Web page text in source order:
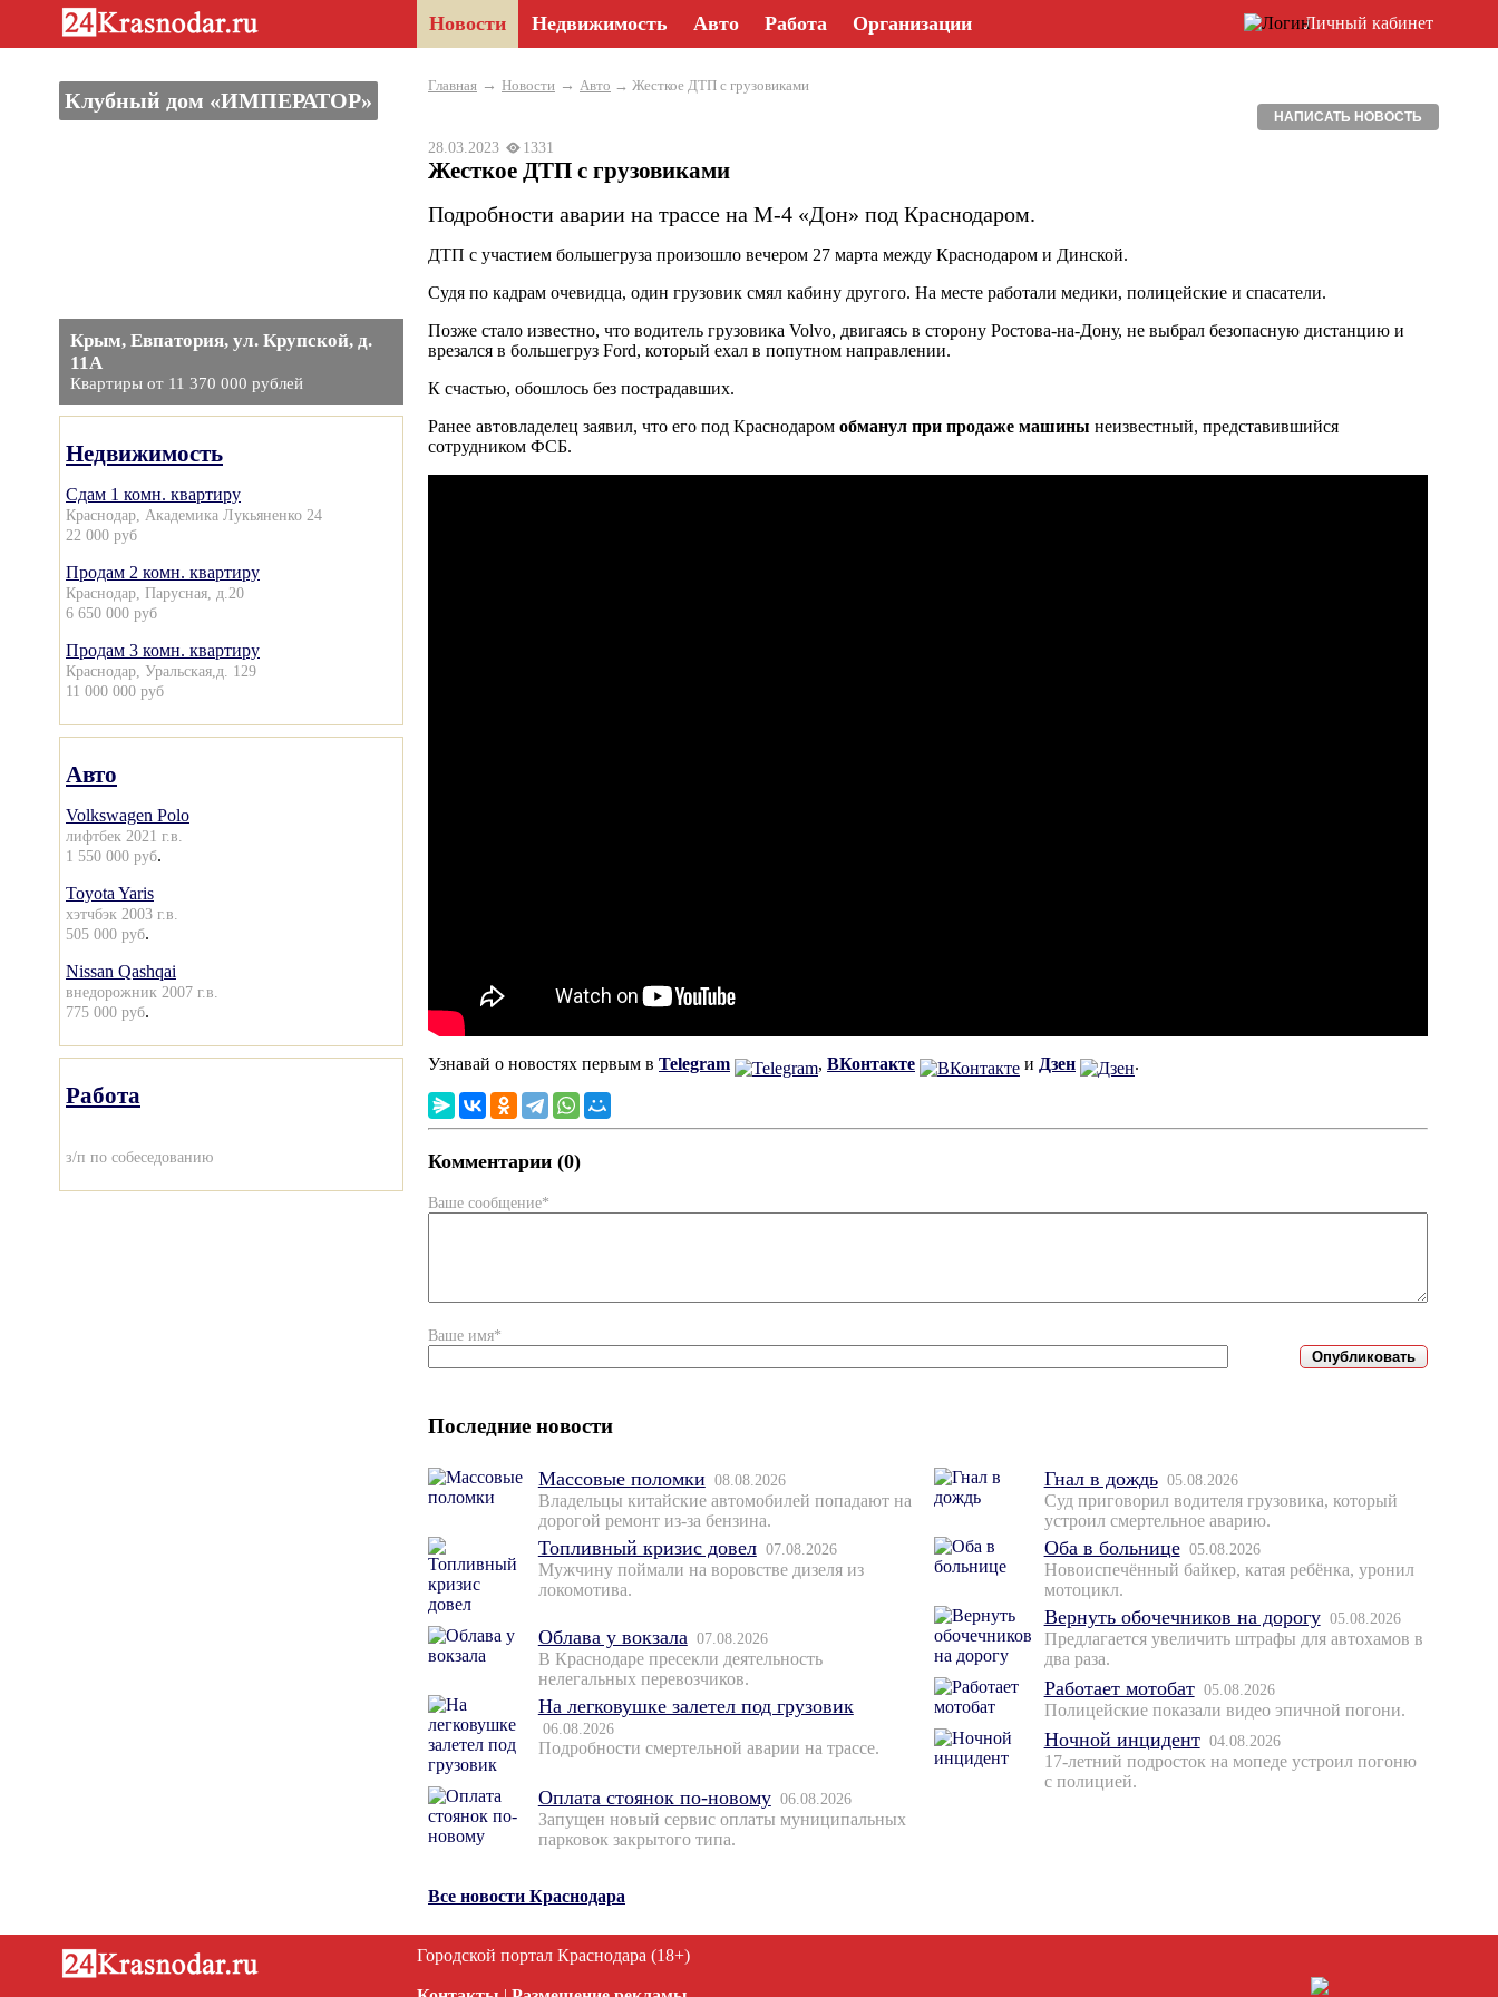
Новости Недвижимость Авто Работа Организации Личный кабинет
Клубный дом «ИМПЕРАТОР»
Крым, Евпатория, ул. Крупской, д.
11А
Квартиры от 11 370 000 рублей
Недвижимость
Сдам 1 комн. квартиру
Краснодар, Академика Лукьяненко 24
22 000 руб
Продам 2 комн. квартиру
Краснодар, Парусная, д.20
6 650 000 руб
Продам 3 комн. квартиру
Краснодар, Уральская,д. 129
11 000 000 руб
Авто
Volkswagen Polo
лифтбек 2021 г.в.
1 550 000 руб.
Toyota Yaris
хэтчбэк 2003 г.в.
505 000 руб.
Nissan Qashqai
внедорожник 2007 г.в.
775 000 руб.
Работа
з/п по собеседованию
Главная → Новости → Авто → Жесткое ДТП с грузовиками
НАПИСАТЬ НОВОСТЬ
28.03.2023 1331
Жесткое ДТП с грузовиками
Подробности аварии на трассе на М-4 «Дон» под Краснодаром.
ДТП с участием большегруза произошло вечером 27 марта между Краснодаром и Динской.
Судя по кадрам очевидца, один грузовик смял кабину другого. На месте работали медики, полицейские и спасатели.
Позже стало известно, что водитель грузовика Volvo, двигаясь в сторону Ростова-на-Дону, не выбрал безопасную дистанцию и
врезался в большегруз Ford, который ехал в попутном направлении.
К счастью, обошлось без пострадавших.
Ранее автовладелец заявил, что его под Краснодаром обманул при продаже машины неизвестный, представившийся
сотрудником ФСБ.
Узнавай о новостях первым в Telegram , ВКонтакте и Дзен .
Комментарии (0)
Ваше сообщение*
Ваше имя*
Последние новости
Массовые поломки 08.08.2026
Владельцы китайские автомобилей попадают на
дорогой ремонт из-за бензина.
Топливный кризис довел 07.08.2026
Мужчину поймали на воровстве дизеля из
локомотива.
Облава у вокзала 07.08.2026
В Краснодаре пресекли деятельность
нелегальных перевозчиков.
На легковушке залетел под грузовик
06.08.2026
Подробности смертельной аварии на трассе.
Оплата стоянок по-новому 06.08.2026
Запущен новый сервис оплаты муниципальных
парковок закрытого типа.
Гнал в дождь 05.08.2026
Суд приговорил водителя грузовика, который
устроил смертельное аварию.
Оба в больнице 05.08.2026
Новоиспечённый байкер, катая ребёнка, уронил
мотоцикл.
Вернуть обочечников на дорогу 05.08.2026
Предлагается увеличить штрафы для автохамов в
два раза.
Работает мотобат 05.08.2026
Полицейские показали видео эпичной погони.
Ночной инцидент 04.08.2026
17-летний подросток на мопеде устроил погоню
с полицией.
Все новости Краснодара
Городской портал Краснодара (18+)